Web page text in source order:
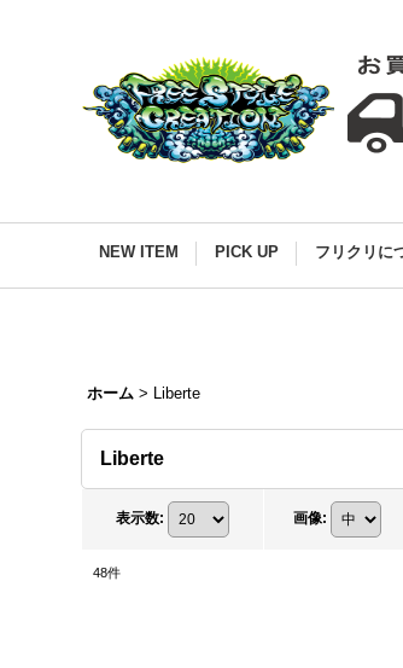
NEW ITEM PICK UP フリクリに
ホーム > Liberte
Liberte
表示数: 画像:
48件